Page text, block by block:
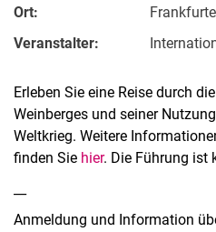
Ort:
Veranstalter:
Erleben Sie eine Reise durch
Weinberges und seiner
Weltkrieg. Weitere
finden Sie hier. Die Führung ist
Anmeldung und Information